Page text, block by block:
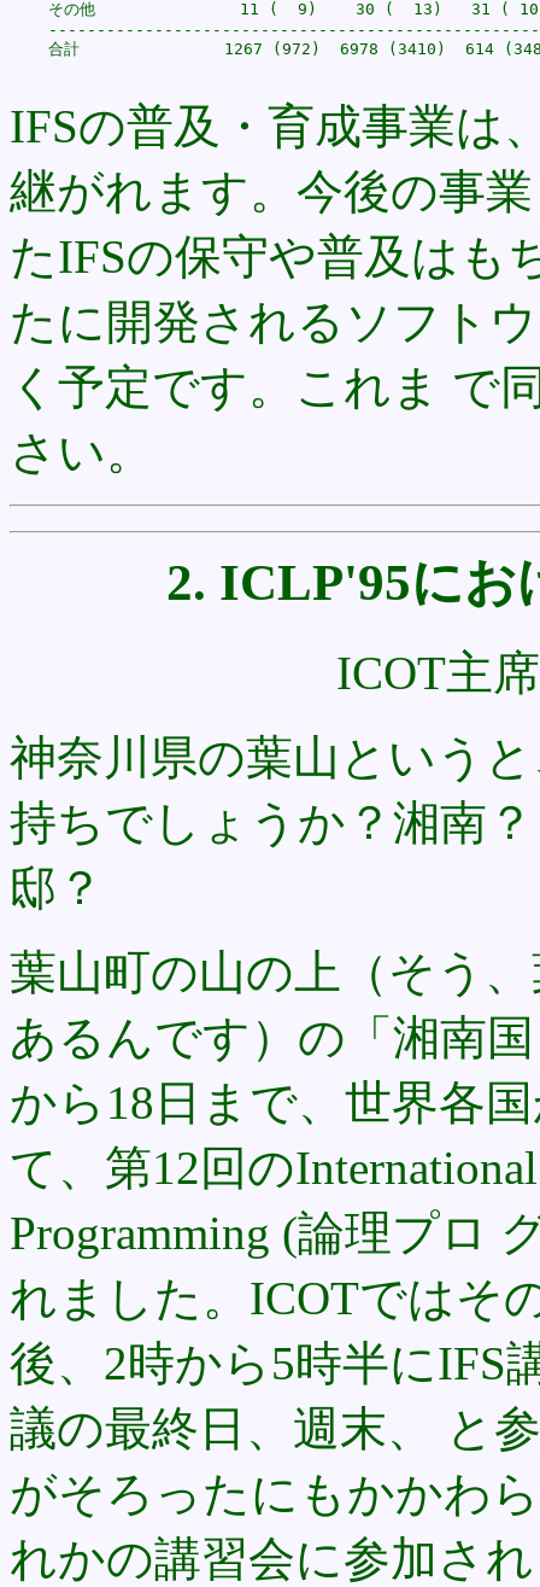
その他               11 (  9)    30 (  13)   31 (
合計               1267 (972)  6978 (3410)  614
IFSの普及・育成事業は
継がれます。今後の事
たIFSの保守や普及はも
たに開発されるソフト
く予定です。これま で
さい。
2. ICLP'95にお
ICOT主
神奈川県の葉山という
持ちでしょうか？湘南
邸？
葉山町の山の上（そう
あるんです）の「湘南
から18日まで、世界各
て、第12回の
Programming (論理プロ
れました。ICOTではそ
後、2時から5時半にIFS
議の最終日、週末、 と
がそろったにもかかわ
れかの講習会に参加さ